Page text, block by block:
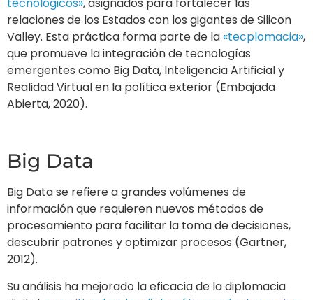
Big Data se refiere a grandes volúmenes de
información que requieren nuevos métodos de
procesamiento para facilitar la toma de decisiones,
descubrir patrones y optimizar procesos (Gartner,
2012).
Su análisis ha mejorado la eficacia de la diplomacia
propia imagen y la del público
de comunicación en función de su «retorno de
inversión» (Bjola, 2018). Esto permite una diplomacia
más efectiva y precisa, orientada a públicos
específicos y ajustada a sus preferencias.
Inteligencia artificial